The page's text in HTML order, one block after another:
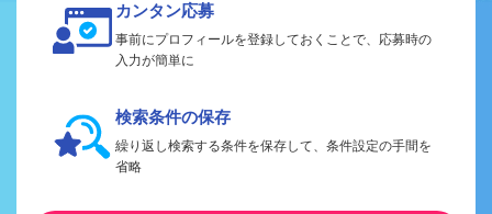
カンタン応募
事前にプロフィールを登録しておくことで、応募時の
入力が簡単に
検索条件の保存
繰り返し検索する条件を保存して、条件設定の手間を
省略